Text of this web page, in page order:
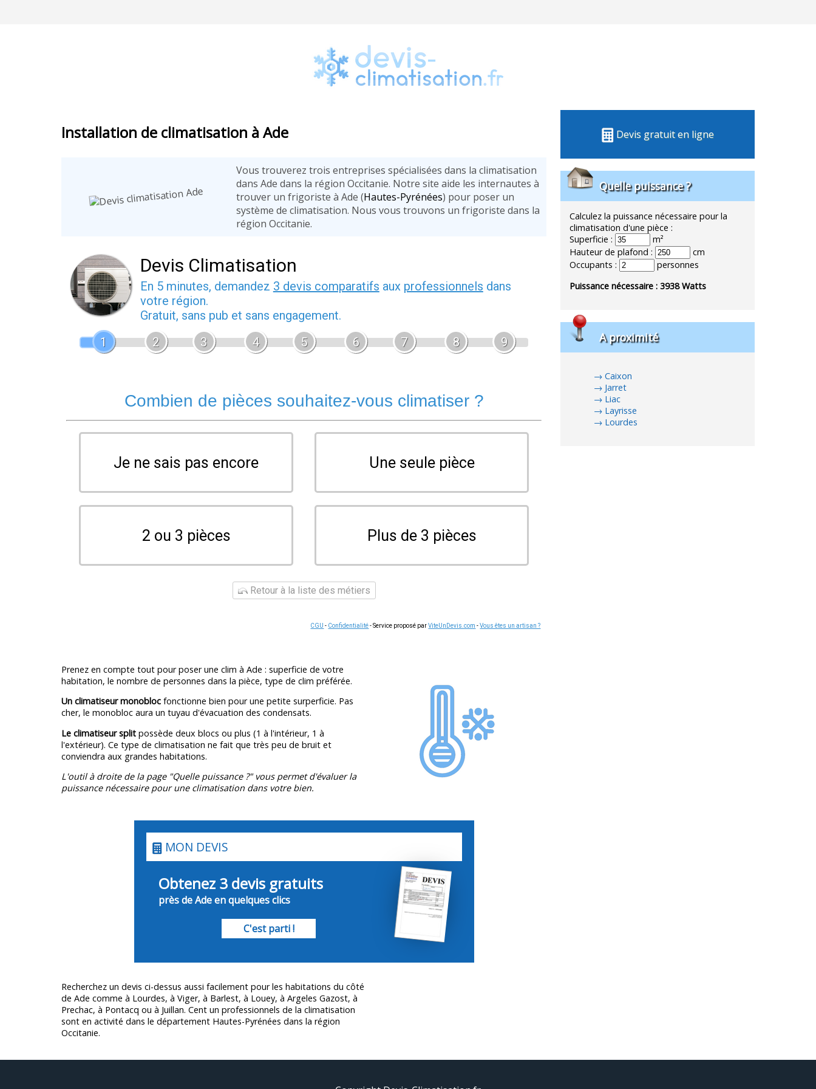
Installation de climatisation à Ade
Vous trouverez trois entreprises spécialisées dans la climatisation
dans Ade dans la région Occitanie. Notre site aide les internautes à
trouver un frigoriste à Ade (Hautes-Pyrénées) pour poser un
système de climatisation. Nous vous trouvons un frigoriste dans la
région Occitanie.
Devis Climatisation
En 5 minutes, demandez 3 devis comparatifs aux professionnels dans
votre région.
Gratuit, sans pub et sans engagement.
1
2 3 4 5 6 7 8 9
Combien de pièces souhaitez-vous climatiser ?
Je ne sais pas encore Une seule pièce
2 ou 3 pièces Plus de 3 pièces
Retour à la liste des métiers
CGU - Confidentialité- Service proposé parViteUnDevis.com -Vous êtes un artisan ?
Prenez en compte tout pour poser une clim à Ade : superficie de votre
habitation, le nombre de personnes dans la pièce, type de clim préférée.
Un climatiseur monoblocfonctionne bien pour une petite surperficie. Pas
cher, le monobloc aura un tuyau d'évacuation des condensats.
Le climatiseur splitpossède deux blocs ou plus (1 à l'intérieur, 1 à
l'extérieur). Ce type de climatisation ne fait que très peu de bruit et
conviendra aux grandes habitations.
L'outil à droite de la page "Quelle puissance ?" vous permet d'évaluer la
puissance nécessaire pour une climatisation dans votre bien.
MON DEVIS
Obtenez 3 devis gratuits
près de Ade en quelques clics
C'est parti !
Recherchez un devis ci-dessus aussi facilement pour les habitations du côté
de Ade comme à Lourdes, à Viger, à Barlest, à Louey, à Argeles Gazost, à
Prechac, à Pontacq ou à Juillan. Cent un professionnels de la climatisation
sont en activité dans le département Hautes-Pyrénées dans la région
Occitanie.
Devis gratuit en ligne
Quelle puissance ?
Calculez la puissance nécessaire pour la
climatisation d'une pièce :
Superficie :
m²
Hauteur de plafond :
cm
Occupants :
personnes
Puissance nécessaire :3938Watts
A proximité
Caixon
Jarret
Liac
Layrisse
Lourdes